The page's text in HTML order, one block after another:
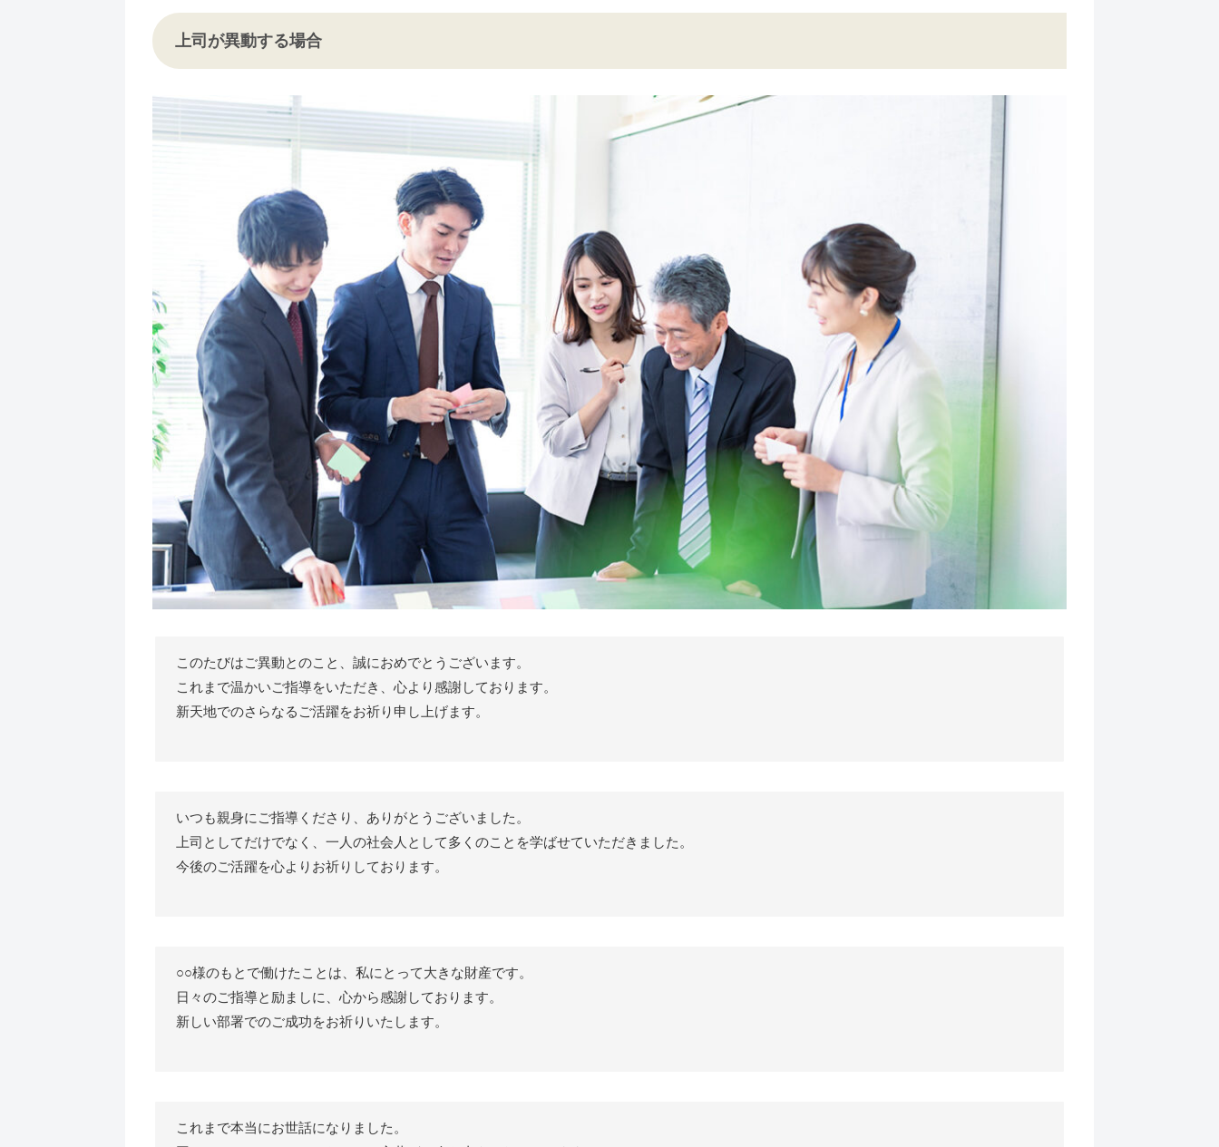
上司が異動する場合
このたびはご異動とのこと、誠におめでとうございます。
これまで温かいご指導をいただき、心より感謝しております。
新天地でのさらなるご活躍をお祈り申し上げます。
いつも親身にご指導くださり、ありがとうございました。
上司としてだけでなく、一人の社会人として多くのことを学ばせていただきました。
今後のご活躍を心よりお祈りしております。
○○様のもとで働けたことは、私にとって大きな財産です。
日々のご指導と励ましに、心から感謝しております。
新しい部署でのご成功をお祈りいたします。
これまで本当にお世話になりました。